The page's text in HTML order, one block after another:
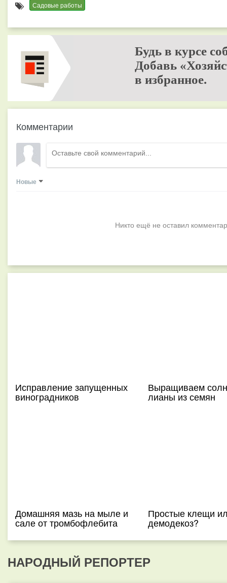
Садовые работы
Будь в курсе
Добавь
в избранное.
Комментарии
Новые
Никто ещё не оставил
Исправление запущенных
виноградников
Выращиваем
лианы из семян
Домашняя мазь на мыле и
сале от тромбофлебита
Простые клещи
демодекоз?
НАРОДНЫЙ РЕПОРТЕР